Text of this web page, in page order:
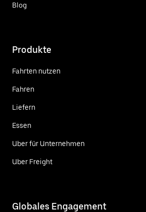
Blog
Produkte
Fahrten nutzen
Fahren
Liefern
Essen
Uber für Unternehmen
Uber Freight
Globales Engagement